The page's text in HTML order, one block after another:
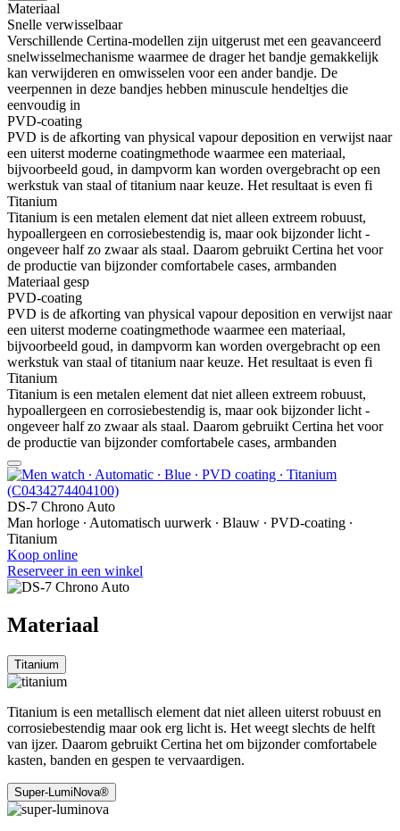
Materiaal
Snelle verwisselbaar
Verschillende Certina-modellen zijn uitgerust met een geavanceerd
snelwisselmechanisme waarmee de drager het bandje gemakkelijk
kan verwijderen en omwisselen voor een ander bandje. De
veerpennen in deze bandjes hebben minuscule hendeltjes die
eenvoudig in
PVD-coating
PVD is de afkorting van physical vapour deposition en verwijst naar
een uiterst moderne coatingmethode waarmee een materiaal,
bijvoorbeeld goud, in dampvorm kan worden overgebracht op een
werkstuk van staal of titanium naar keuze. Het resultaat is even fi
Titanium
Titanium is een metalen element dat niet alleen extreem robuust,
hypoallergeen en corrosiebestendig is, maar ook bijzonder licht -
ongeveer half zo zwaar als staal. Daarom gebruikt Certina het voor
de productie van bijzonder comfortabele cases, armbanden
Materiaal gesp
PVD-coating
PVD is de afkorting van physical vapour deposition en verwijst naar
een uiterst moderne coatingmethode waarmee een materiaal,
bijvoorbeeld goud, in dampvorm kan worden overgebracht op een
werkstuk van staal of titanium naar keuze. Het resultaat is even fi
Titanium
Titanium is een metalen element dat niet alleen extreem robuust,
hypoallergeen en corrosiebestendig is, maar ook bijzonder licht -
ongeveer half zo zwaar als staal. Daarom gebruikt Certina het voor
de productie van bijzonder comfortabele cases, armbanden
DS-7 Chrono Auto
Man horloge ∙ Automatisch uurwerk ∙ Blauw ∙ PVD-coating ∙
Titanium
Koop online
Reserveer in een winkel
Materiaal
Titanium
Titanium is een metallisch element dat niet alleen uiterst robuust en
corrosiebestendig maar ook erg licht is. Het weegt slechts de helft
van ijzer. Daarom gebruikt Certina het om bijzonder comfortabele
kasten, banden en gespen te vervaardigen.
Super-LumiNova®